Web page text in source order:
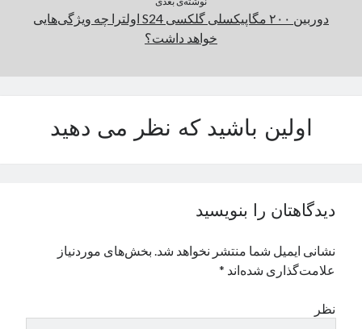
دوربین ۲۰۰ مگاپیکسلی گلکسی S24 اولترا چه ویژگی‌هایی
خواهد داشت؟
اولین باشید که نظر می دهید
دیدگاهتان را بنویسید
نشانی ایمیل شما منتشر نخواهد شد. بخش‌های موردنیاز
علامت‌گذاری شده‌اند *
نظر